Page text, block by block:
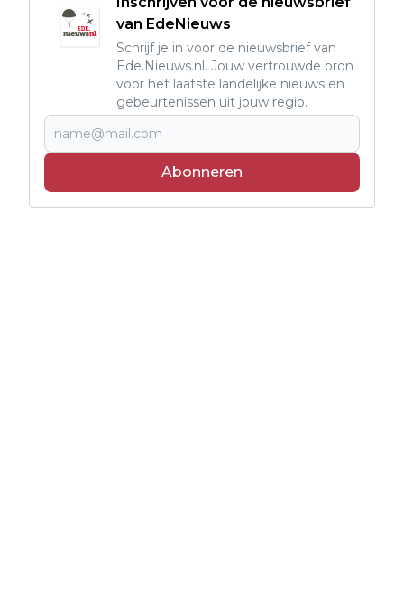
van EdeNieuws
Schrijf je in voor de nieuwsbrief van
Ede.Nieuws.nl. Jouw vertrouwde bron
voor het laatste landelijke nieuws en
gebeurtenissen uit jouw regio.
Abonneren